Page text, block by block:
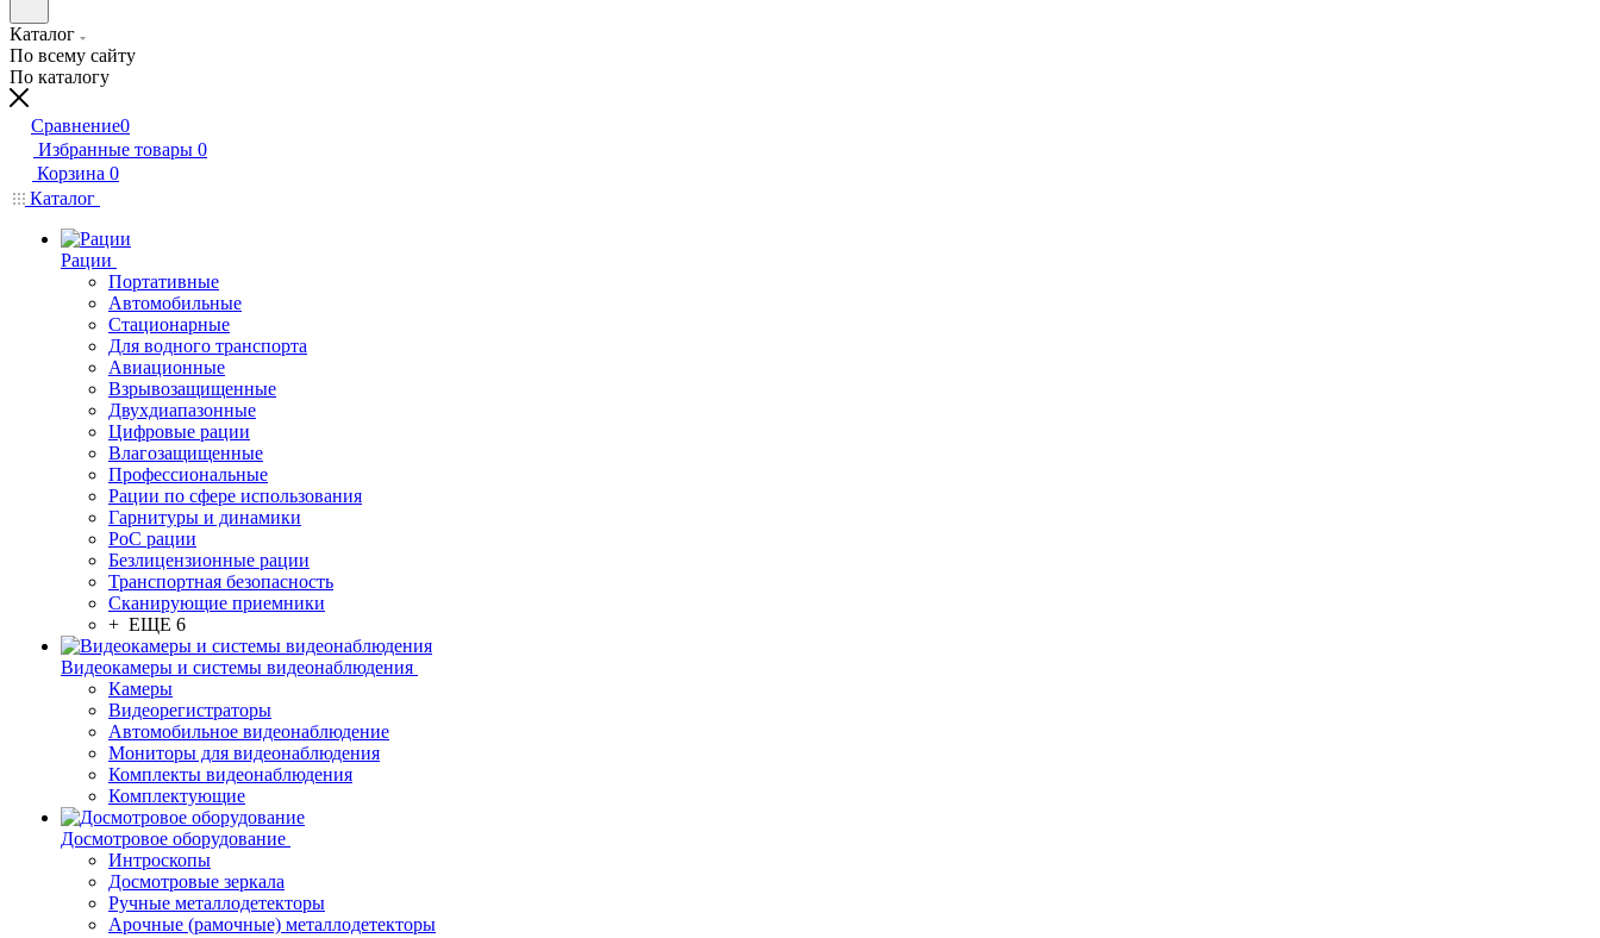
Каталог
По всему сайту
По каталогу
Сравнение0
Избранные товары 0
Корзина 0
Каталог
Рации
Портативные
Автомобильные
Стационарные
Для водного транспорта
Авиационные
Взрывозащищенные
Двухдиапазонные
Цифровые рации
Влагозащищенные
Профессиональные
Рации по сфере использования
Гарнитуры и динамики
PoC рации
Безлицензионные рации
Транспортная безопасность
Сканирующие приемники
+ ЕЩЕ 6
Видеокамеры и системы видеонаблюдения
Камеры
Видеорегистраторы
Автомобильное видеонаблюдение
Мониторы для видеонаблюдения
Комплекты видеонаблюдения
Комплектующие
Досмотровое оборудование
Интроскопы
Досмотровые зеркала
Ручные металлодетекторы
Арочные (рамочные) металлодетекторы